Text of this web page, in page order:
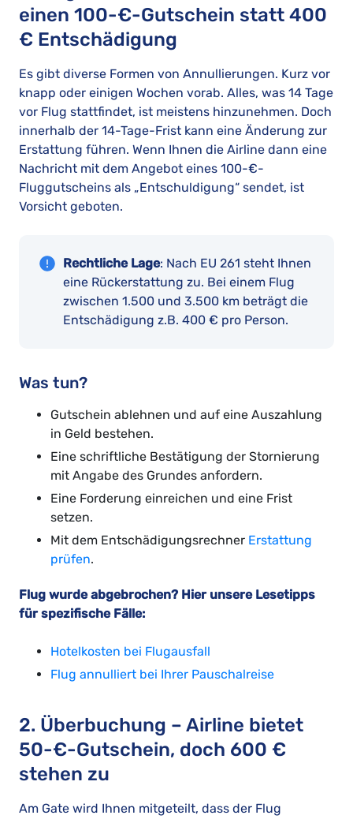
einen 100-€-Gutschein statt 400
€ Entschädigung
Es gibt diverse Formen von Annullierungen. Kurz vor
knapp oder einigen Wochen vorab. Alles, was 14 Tage
vor Flug stattfindet, ist meistens hinzunehmen. Doch
innerhalb der 14-Tage-Frist kann eine Änderung zur
Erstattung führen. Wenn Ihnen die Airline dann eine
Nachricht mit dem Angebot eines 100-€-
Fluggutscheins als „Entschuldigung“ sendet, ist
Vorsicht geboten.
Rechtliche Lage: Nach EU 261 steht Ihnen
eine Rückerstattung zu. Bei einem Flug
zwischen 1.500 und 3.500 km beträgt die
Entschädigung z.B. 400 € pro Person.
Was tun?
Gutschein ablehnen und auf eine Auszahlung
in Geld bestehen.
Eine schriftliche Bestätigung der Stornierung
mit Angabe des Grundes anfordern.
Eine Forderung einreichen und eine Frist
setzen.
Mit dem Entschädigungsrechner Erstattung
prüfen.
Flug wurde abgebrochen? Hier unsere Lesetipps
für spezifische Fälle:
Hotelkosten bei Flugausfall
Flug annulliert bei Ihrer Pauschalreise
2. Überbuchung – Airline bietet
50-€-Gutschein, doch 600 €
stehen zu
Am Gate wird Ihnen mitgeteilt, dass der Flug